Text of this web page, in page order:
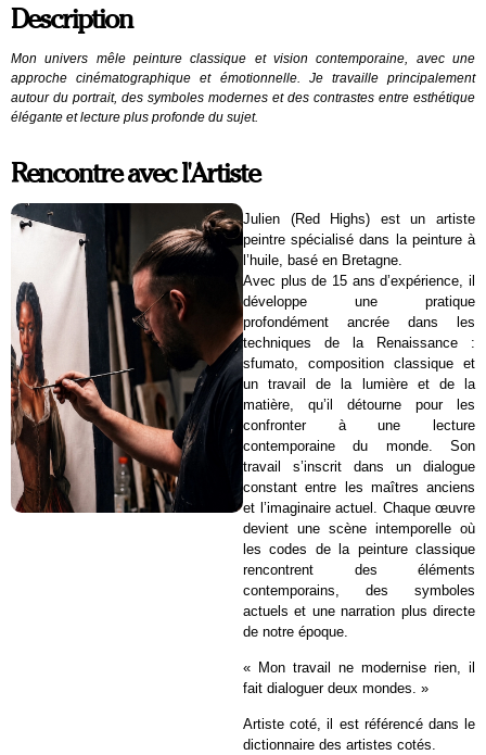
Description
Mon univers mêle peinture classique et vision contemporaine, avec une
approche cinématographique et émotionnelle. Je travaille principalement
autour du portrait, des symboles modernes et des contrastes entre esthétique
élégante et lecture plus profonde du sujet.
Rencontre avec l'Artiste
Julien (Red Highs) est un artiste
peintre spécialisé dans la peinture à
l’huile, basé en Bretagne.
Avec plus de 15 ans d’expérience, il
développe une pratique
profondément ancrée dans les
techniques de la Renaissance :
sfumato, composition classique et
un travail de la lumière et de la
matière, qu’il détourne pour les
confronter à une lecture
contemporaine du monde. Son
travail s’inscrit dans un dialogue
constant entre les maîtres anciens
et l’imaginaire actuel. Chaque œuvre
devient une scène intemporelle où
les codes de la peinture classique
rencontrent des éléments
contemporains, des symboles
actuels et une narration plus directe
de notre époque.
« Mon travail ne modernise rien, il
fait dialoguer deux mondes. »
Artiste coté, il est référencé dans le
dictionnaire des artistes cotés.